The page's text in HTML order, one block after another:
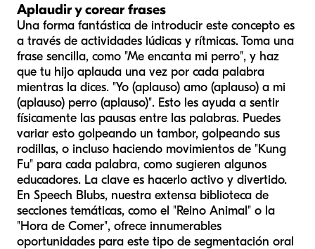
Aplaudir y corear frases
Una forma fantástica de introducir este concepto es
a través de actividades lúdicas y rítmicas. Toma una
frase sencilla, como "Me encanta mi perro", y haz
que tu hijo aplauda una vez por cada palabra
mientras la dices. "Yo (aplauso) amo (aplauso) a mi
(aplauso) perro (aplauso)". Esto les ayuda a sentir
físicamente las pausas entre las palabras. Puedes
variar esto golpeando un tambor, golpeando sus
rodillas, o incluso haciendo movimientos de "Kung
Fu" para cada palabra, como sugieren algunos
educadores. La clave es hacerlo activo y divertido.
En Speech Blubs, nuestra extensa biblioteca de
secciones temáticas, como el "Reino Animal" o la
"Hora de Comer", ofrece innumerables
oportunidades para este tipo de segmentación oral